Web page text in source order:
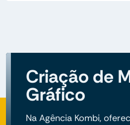
Criação de
Gráfico
Na Agência Kombi,